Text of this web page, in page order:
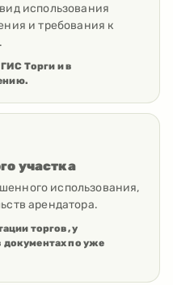
использования
и требования к
Торги и в
участка
использования,
арендатора.
торгов, у
документах по уже